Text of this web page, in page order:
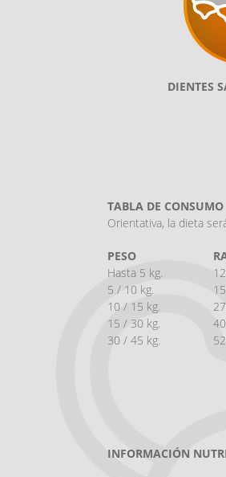
DIENTES
TABLA DE CONSUMO
Orientativa, la dieta
PESO
Hasta 5 kg.
5 / 10 kg.
10 / 15 kg.
15 / 30 kg.
30 / 45 kg.
INFORMACIÓN